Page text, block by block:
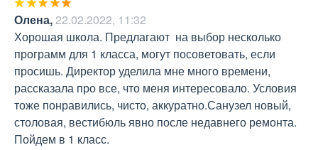
Олена,22.02.2022, 11:32
Хорошая школа. Предлагают  на выбор несколько
программ для 1 класса, могут посоветовать, если
просишь. Директор уделила мне много времени,
рассказала про все, что меня интересовало. Условия
тоже понравились, чисто, аккуратно.Санузел новый,
столовая, вестибюль явно после недавнего ремонта.
Пойдем в 1 класс.